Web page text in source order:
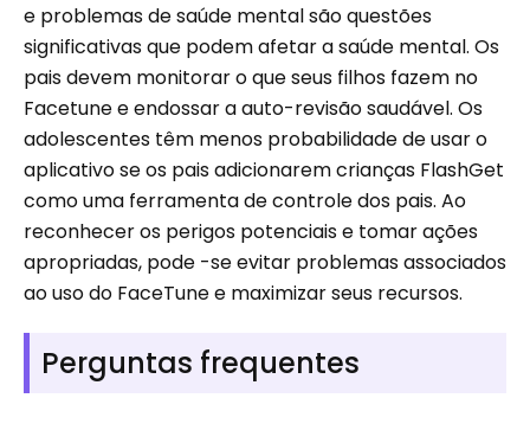
e problemas de saúde mental são questões
significativas que podem afetar a saúde mental. Os
pais devem monitorar o que seus filhos fazem no
Facetune e endossar a auto-revisão saudável. Os
adolescentes têm menos probabilidade de usar o
aplicativo se os pais adicionarem crianças FlashGet
como uma ferramenta de controle dos pais. Ao
reconhecer os perigos potenciais e tomar ações
apropriadas, pode -se evitar problemas associados
ao uso do FaceTune e maximizar seus recursos.
Perguntas frequentes